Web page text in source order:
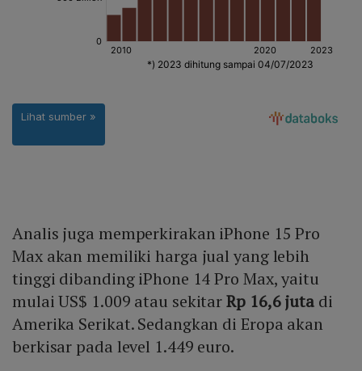
Analis juga memperkirakan iPhone 15 Pro
Max akan memiliki harga jual yang lebih
tinggi dibanding iPhone 14 Pro Max, yaitu
mulai US$ 1.009 atau sekitarRp 16,6 jutadi
Amerika Serikat. Sedangkan di Eropa akan
berkisar pada level 1.449 euro.